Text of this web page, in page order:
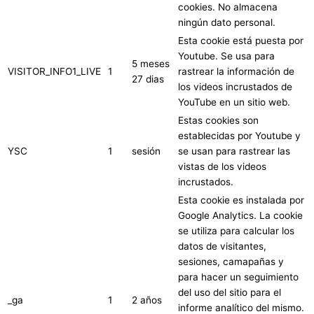
cookies. No almacena
ningún dato personal.
VISITOR_INFO1_LIVE 1
5 meses
27 dias
Esta cookie está puesta por
Youtube. Se usa para
rastrear la información de
los videos incrustados de
YouTube en un sitio web.
YSC 1 sesión
Estas cookies son
establecidas por Youtube y
se usan para rastrear las
vistas de los videos
incrustados.
_ga 1 2 años
Esta cookie es instalada por
Google Analytics. La cookie
se utiliza para calcular los
datos de visitantes,
sesiones, camapañas y
para hacer un seguimiento
del uso del sitio para el
informe analítico del mismo.